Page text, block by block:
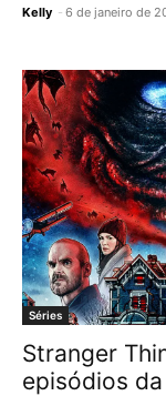
Kelly - 6 de janeiro de
Séries
Stranger
episódios